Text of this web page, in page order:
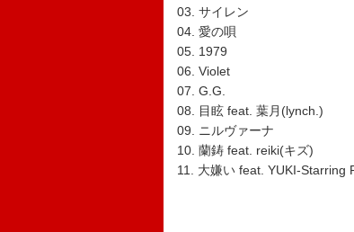
03. サイレン
04. 愛の唄
05. 1979
06. Violet
07. G.G.
08. 目眩 feat. 葉月(lynch.)
09. ニルヴァーナ
10. 蘭鋳 feat. reiki(キズ)
11. 大嫌い feat. YUKI-Starring